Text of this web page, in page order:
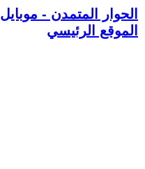
الحوار المتمدن - موبايل
الموقع الرئيسي